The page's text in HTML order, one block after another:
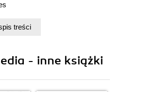
and Precedence
Structure
treści
- inne książki